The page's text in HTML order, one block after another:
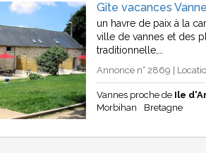
Gîte vacances
un havre de paix à la
ville de vannes et des
traditionnelle,…
Annonce n° 2869 |
Vannes proche de Ile
Morbihan
Bretagne